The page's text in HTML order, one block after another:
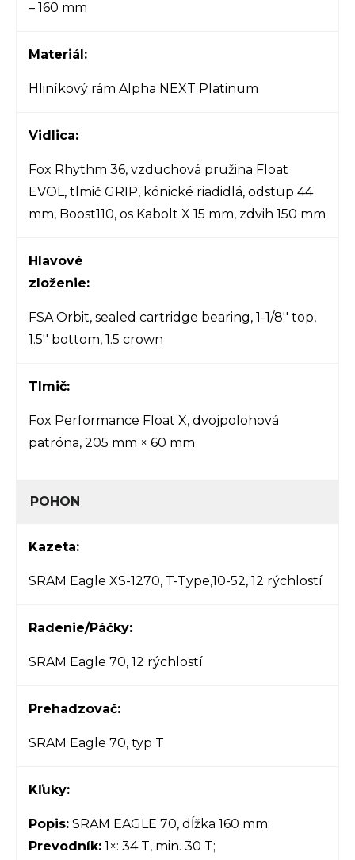
– 160 mm
Materiál:
Hliníkový rám Alpha NEXT Platinum
Vidlica:
Fox Rhythm 36, vzduchová pružina Float
EVOL, tlmič GRIP, kónické riadidlá, odstup 44
mm, Boost110, os Kabolt X 15 mm, zdvih 150 mm
Hlavové
zloženie:
FSA Orbit, sealed cartridge bearing, 1-1/8'' top,
1.5'' bottom, 1.5 crown
Tlmič:
Fox Performance Float X, dvojpolohová
patróna, 205 mm × 60 mm
POHON
Kazeta:
SRAM Eagle XS-1270, T-Type,10-52, 12 rýchlostí
Radenie/Páčky:
SRAM Eagle 70, 12 rýchlostí
Prehadzovač:
SRAM Eagle 70, typ T
Kľuky:
Popis: SRAM EAGLE 70, dĺžka 160 mm;
Prevodník: 1×: 34 T, min. 30 T;